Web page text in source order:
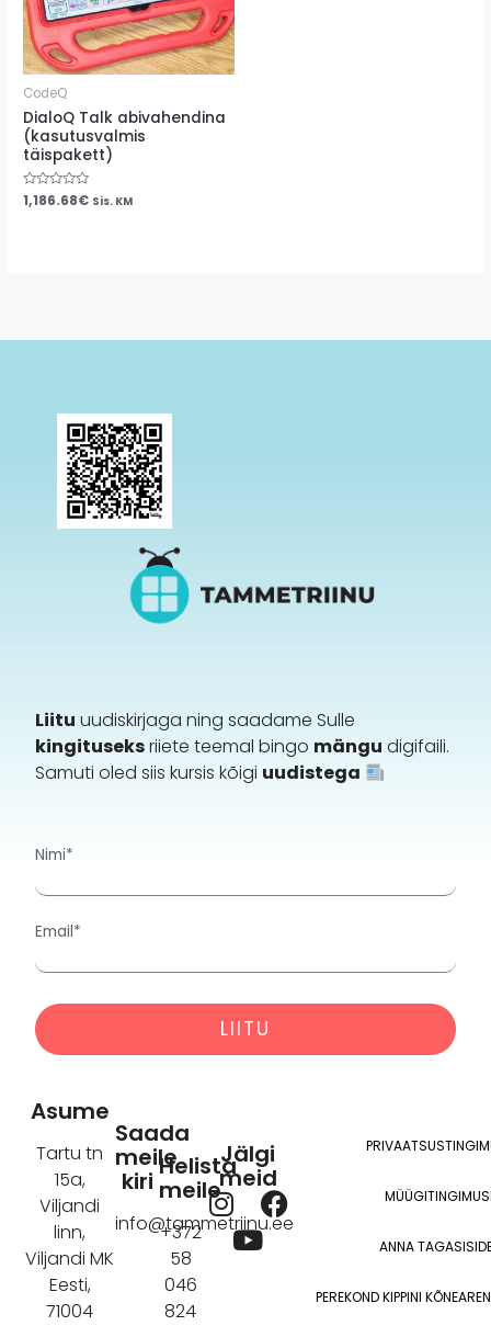
i
v
e
:CodeQ
DialoQ Talk abivahendina
(kasutusvalmis
täispakett)
Hinnanguga
0
1,186.68€ Sis. KM
Liitu uudiskirjaga ning saadame Sulle
kingituseksriiete teemal bingo mängu digifaili.
Samuti oled siis kursis kõigi uudistega
Nimi*
Email*
Alternative:
Asume
Tartu tn
15a,
Viljandi
linn,
Viljandi MK
Eesti,
71004
Saada
meile
kiri
info@tammetriinu.ee
Helista
meile
+372
58
046
824
Jälgi
meid
I
n
s
F
a
Y
o
u ANNA
PEREKOND KIPPINI